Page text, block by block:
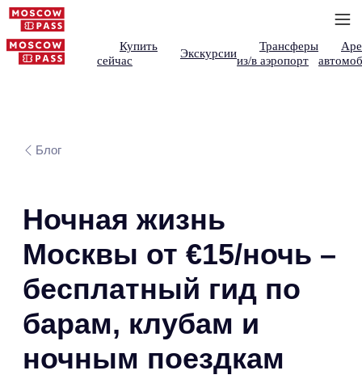
Купить
сейчас
Экскурсии
Трансферы
из/в аэропорт
Блог
Ночная жизнь
Москвы от €15/ночь –
бесплатный гид по
барам, клубам и
ночным поездкам